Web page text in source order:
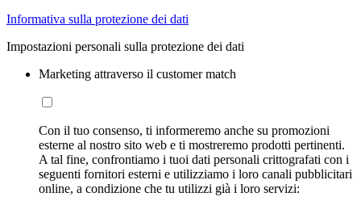
Informativa sulla protezione dei dati
Impostazioni personali sulla protezione dei dati
Marketing attraverso il customer match
Con il tuo consenso, ti informeremo anche su promozioni
esterne al nostro sito web e ti mostreremo prodotti pertinenti.
A tal fine, confrontiamo i tuoi dati personali crittografati con i
seguenti fornitori esterni e utilizziamo i loro canali pubblicitari
online, a condizione che tu utilizzi già i loro servizi: